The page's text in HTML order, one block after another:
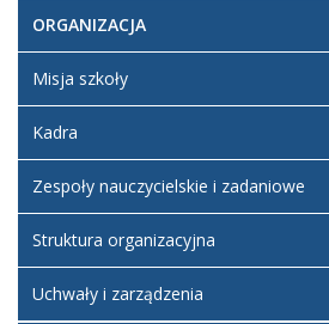
Artykuł został
zmieniony.
poniedziałek,
2021 15:21
Artykuł został
2023 09:35
Artykuł został
zmieniony.
styczeń
ORGANIZACJA
Misja szkoły
Kadra
Zespoły nauczycielskie i zadaniowe
Struktura organizacyjna
Uchwały i zarządzenia